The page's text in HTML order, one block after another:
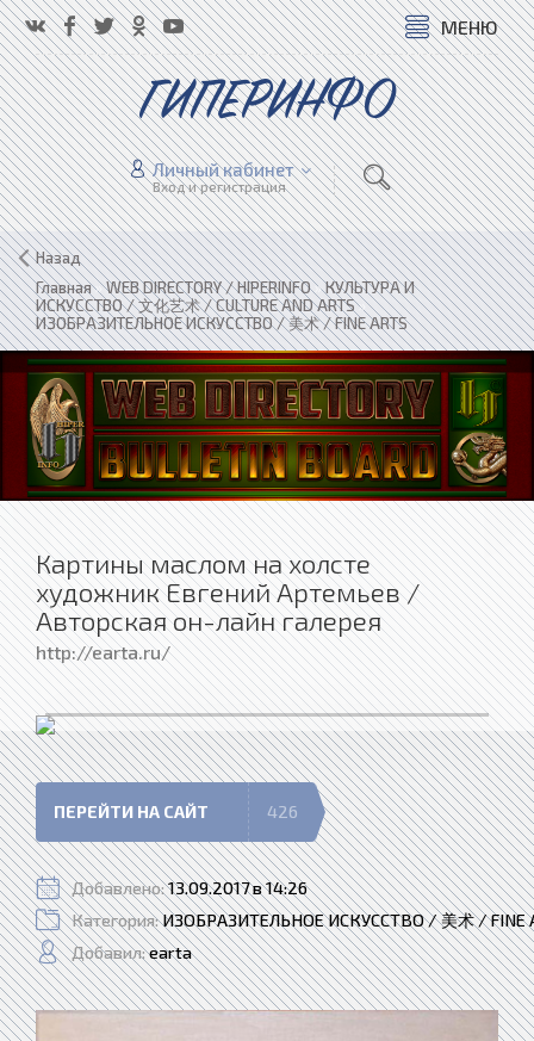
МЕНЮ
ГИПЕРИНФО
Личный кабинет
Вход и регистрация
Назад
Главная»WEB DIRECTORY / HIPERINFO»КУЛЬТУРА И
ИСКУССТВО / 文化艺术 / CULTURE AND ARTS»
ИЗОБРАЗИТЕЛЬНОЕ ИСКУССТВО / 美术 / FINE ARTS
Картины маслом на холсте
художник Евгений Артемьев /
Авторская он-лайн галерея
http://earta.ru/
ПЕРЕЙТИ НА САЙТ 426
Добавлено:13.09.2017 в 14:26
Категория:ИЗОБРАЗИТЕЛЬНОЕ ИСКУССТВО / 美术 / FINE
Добавил:earta